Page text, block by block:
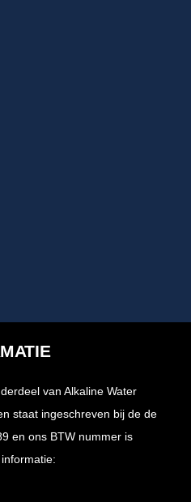
van Alkaline Water
staat ingeschreven bij de de
en ons BTW nummer is